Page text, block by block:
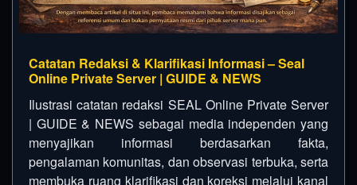
Catatan Redaksi & Klarifikasi Informasi – Seal
Online Private Server | GUIDE & NEWS
Ilustrasi catatan redaksi SEAL Online Private Server
| GUIDE & NEWS sebagai media independen yang
menyajikan informasi berdasarkan fakta,
pengalaman komunitas, dan observasi terbuka, serta
membuka ruang klarifikasi dan koreksi melalui kanal